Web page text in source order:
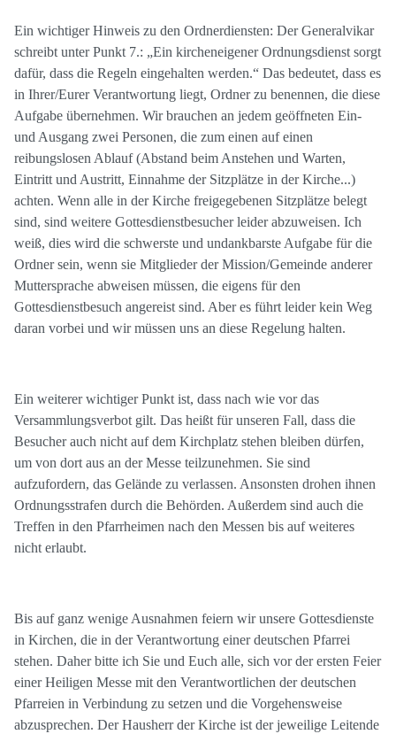
Ein wichtiger Hinweis zu den Ordnerdiensten: Der Generalvikar
schreibt unter Punkt 7.: „Ein kircheneigener Ordnungsdienst sorgt
dafür, dass die Regeln eingehalten werden.“ Das bedeutet, dass es
in Ihrer/Eurer Verantwortung liegt, Ordner zu benennen, die diese
Aufgabe übernehmen. Wir brauchen an jedem geöffneten Ein-
und Ausgang zwei Personen, die zum einen auf einen
reibungslosen Ablauf (Abstand beim Anstehen und Warten,
Eintritt und Austritt, Einnahme der Sitzplätze in der Kirche...)
achten. Wenn alle in der Kirche freigegebenen Sitzplätze belegt
sind, sind weitere Gottesdienstbesucher leider abzuweisen. Ich
weiß, dies wird die schwerste und undankbarste Aufgabe für die
Ordner sein, wenn sie Mitglieder der Mission/Gemeinde anderer
Muttersprache abweisen müssen, die eigens für den
Gottesdienstbesuch angereist sind. Aber es führt leider kein Weg
daran vorbei und wir müssen uns an diese Regelung halten.
Ein weiterer wichtiger Punkt ist, dass nach wie vor das
Versammlungsverbot gilt. Das heißt für unseren Fall, dass die
Besucher auch nicht auf dem Kirchplatz stehen bleiben dürfen,
um von dort aus an der Messe teilzunehmen. Sie sind
aufzufordern, das Gelände zu verlassen. Ansonsten drohen ihnen
Ordnungsstrafen durch die Behörden. Außerdem sind auch die
Treffen in den Pfarrheimen nach den Messen bis auf weiteres
nicht erlaubt.
Bis auf ganz wenige Ausnahmen feiern wir unsere Gottesdienste
in Kirchen, die in der Verantwortung einer deutschen Pfarrei
stehen. Daher bitte ich Sie und Euch alle, sich vor der ersten Feier
einer Heiligen Messe mit den Verantwortlichen der deutschen
Pfarreien in Verbindung zu setzen und die Vorgehensweise
abzusprechen. Der Hausherr der Kirche ist der jeweilige Leitende